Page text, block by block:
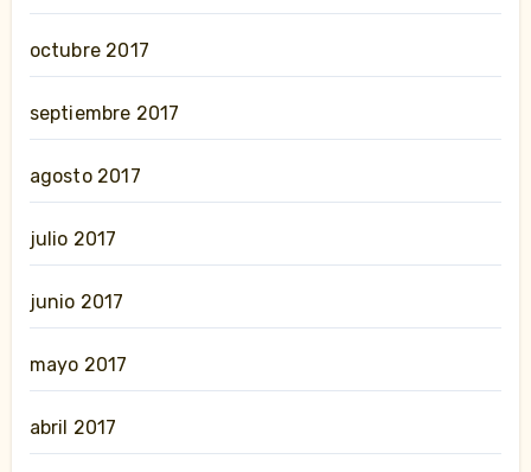
octubre 2017
septiembre 2017
agosto 2017
julio 2017
junio 2017
mayo 2017
abril 2017